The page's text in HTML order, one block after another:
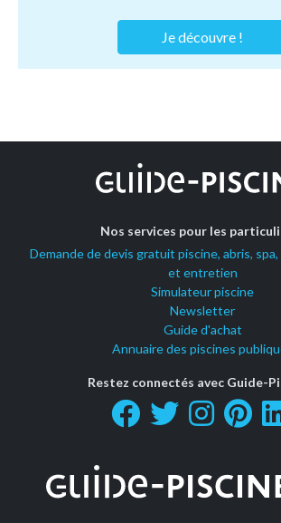
Je découvre !
Nos services pour les
Demande de devis gratuit piscine, abris, spa,
et entretien
Simulateur piscine
Newsletter
Guide d'achat
Annuaire des piscines
Restez connectés avec Guide-